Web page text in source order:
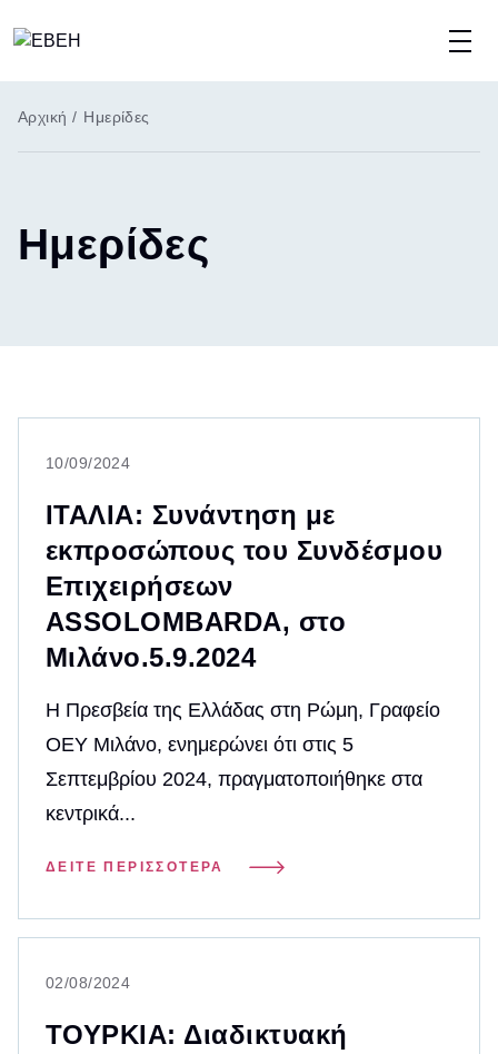
προς
το
κυρίως
περιεχόμενο
Breadcrumb
Αρχική / Ημερίδες
Ημερίδες
10/09/2024
ΙΤΑΛΙΑ: Συνάντηση με
εκπροσώπους του Συνδέσμου
Επιχειρήσεων
ASSOLOMBARDA, στο
Μιλάνο.5.9.2024
Η Πρεσβεία της Ελλάδας στη Ρώμη, Γραφείο
ΟΕΥ Μιλάνο, ενημερώνει ότι στις 5
Σεπτεμβρίου 2024, πραγματοποιήθηκε στα
κεντρικά...
ΔΕΊΤΕ ΠΕΡΙΣΣΌΤΕΡΑ
02/08/2024
ΤΟΥΡΚΙΑ: Διαδικτυακή